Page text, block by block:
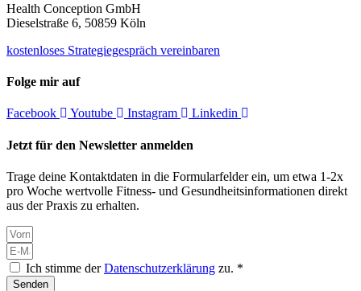
Health Conception GmbH
Dieselstraße 6, 50859 Köln
kostenloses Strategiegespräch vereinbaren
Folge mir auf
Facebook Youtube Instagram Linkedin
Jetzt für den Newsletter anmelden
Trage deine Kontaktdaten in die Formularfelder ein, um etwa 1-2x
pro Woche wertvolle Fitness- und Gesundheitsinformationen direkt
aus der Praxis zu erhalten.
Ich stimme derDatenschutzerklärung zu. *
Senden